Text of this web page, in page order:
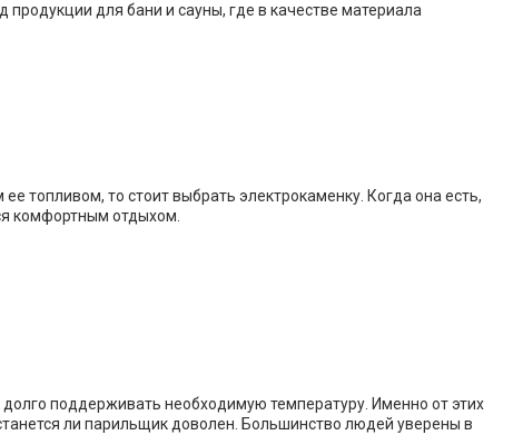
для бани и сауны, где в качестве материала
топливом, то стоит выбрать электрокаменку. Когда она есть,
комфортным отдыхом.
поддерживать необходимую температуру. Именно от этих
ли парильщик доволен. Большинство людей уверены в